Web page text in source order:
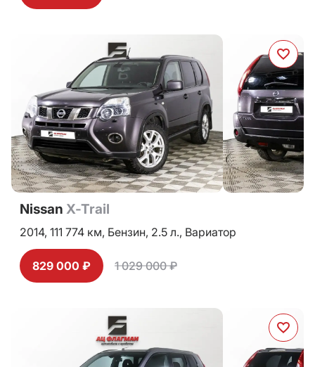
Nissan X-Trail
2014, 111 774 км, Бензин, 2.5 л., Вариатор
829 000 ₽ 1 029 000 ₽